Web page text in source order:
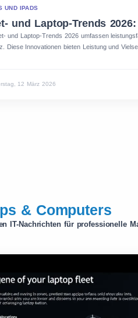
UND IPADS
und Laptop-Trends
und Laptop-Trends 2026 umfassen
Diese Innovationen bieten Leistung und
12 März 2026
& Computers
IT-Nachrichten für professionelle